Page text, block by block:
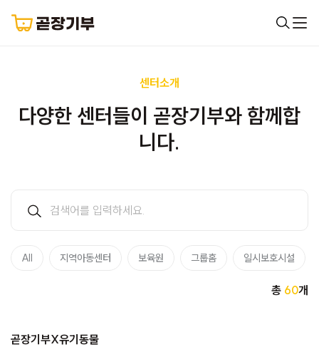
센터소개
다양한 센터들이 곧장기부와 함께합
니다.
All 지역아동센터 보육원 그룹홈 일시보호시설
총 60개
곧장기부X유기동물